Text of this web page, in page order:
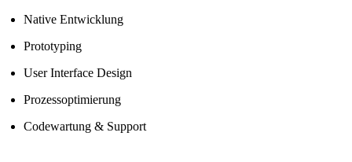
Native Entwicklung
Prototyping
User Interface Design
Prozessoptimierung
Codewartung & Support